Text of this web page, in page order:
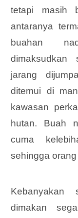
tetapi masih
antaranya
buahan
jarang
ditemui di
kawasan
hutan. Buah
cuma
sehingga
dimakan